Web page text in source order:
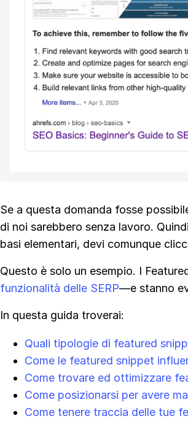
Se a questa domanda fosse
di noi sarebbero senza lavoro.
basi elementari, devi comunque
Questo è solo un esempio. I
funzionalità delle SERP—e stanno
In questa guida troverai:
Quali tipologie di featured
Come le featured snippet
Come trovare ed ottimizzare
Come posizionarsi per avere
Come tenere traccia delle tue